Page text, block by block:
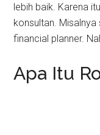
lebih baik. Karena
konsultan.
financial planner.
Apa Itu